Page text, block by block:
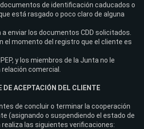
de identificación caducados o
está rasgado o poco claro de alguna
a enviar los documentos CDD solicitados.
el momento del registro que el cliente es
y los miembros de la Junta no le
comercial.
DE ACEPTACIÓN DEL CLIENTE
de concluir o terminar la cooperación
(asignando o suspendiendo el estado de
realiza las siguientes verificaciones: